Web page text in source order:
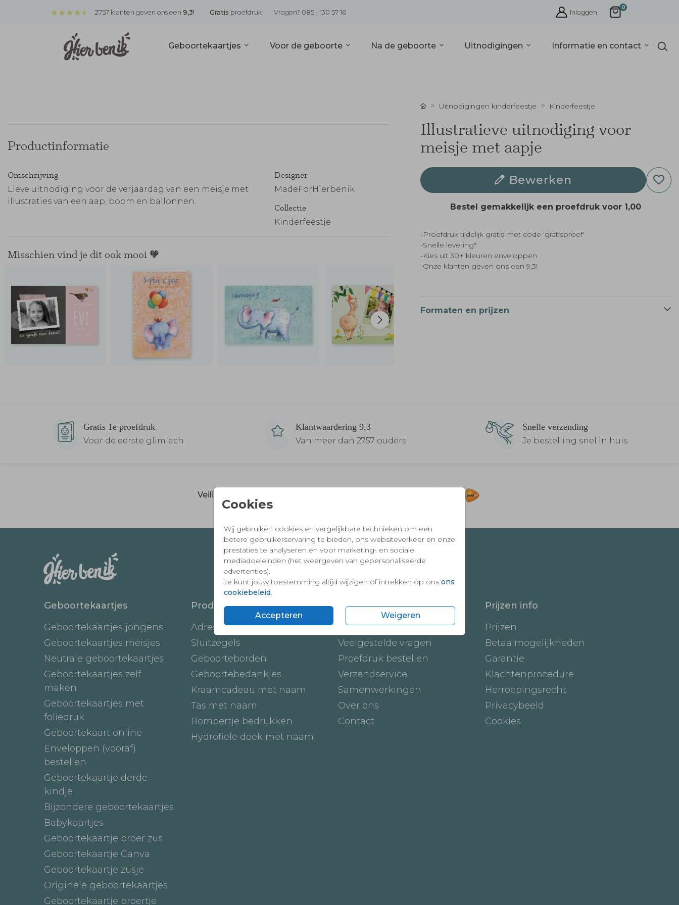
2757 klanten geven ons een 9,3! Gratis proefdruk Vragen? 085 - 130 57 16 Inloggen
0
Geboortekaartjes Voor de geboorte Na de geboorte Uitnodigingen Informatie en contact
Cookies
Wij gebruiken cookies en vergelijkbare technieken om een
betere gebruikerservaring te bieden, ons websiteverkeer en onze
prestaties te analyseren en voor marketing- en sociale
mediadoeleinden (het weergeven van gepersonaliseerde
advertenties).
Je kunt jouw toestemming altijd wijzigen of intrekken op ons ons
cookiebeleid
Accepteren Weigeren
Productinformatie
Omschrijving
Lieve uitnodiging voor de verjaardag van een meisje met
illustraties van een aap, boom en ballonnen.
Designer
MadeForHierbenik
Collectie
Kinderfeestje
Misschien vind je dit ook mooi 🧡
Uitnodigingen kinderfeestje Kinderfeestje
Illustratieve uitnodiging voor
meisje met aapje
Bewerken
Bestel gemakkelijk een proefdruk voor 1,00
-Proefdruk tijdelijk gratis met code 'gratisproef'
-Snelle levering*
-Kies uit 30+ kleuren enveloppen
-Onze klanten geven ons een 9,3!
Formaten en prijzen
Gratis 1e proefdruk
Voor de eerste glimlach
Klantwaardering 9,3
Van meer dan 2757 ouders
Snelle verzending
Je bestelling snel in huis
Veilig en vertrouwd winkelen en betalen
Geboortekaartjes
Geboortekaartjes jongens
Geboortekaartjes meisjes
Neutrale geboortekaartjes
Geboortekaartjes zelf
maken
Geboortekaartjes met
foliedruk
Geboortekaart online
Enveloppen (vooraf)
bestellen
Geboortekaartje derde
kindje
Bijzondere geboortekaartjes
Babykaartjes
Geboortekaartje broer zus
Geboortekaartje Canva
Geboortekaartje zusje
Originele geboortekaartjes
Geboortekaartje broertje
Producten
Adresstickers
Sluitzegels
Geboorteborden
Geboortebedankjes
Kraamcadeau met naam
Tas met naam
Rompertje bedrukken
Hydrofiele doek met naam
Onze service
Hoe werkt het
Veelgestelde vragen
Proefdruk bestellen
Verzendservice
Samenwerkingen
Over ons
Contact
Prijzen info
Prijzen
Betaalmogelijkheden
Garantie
Klachtenprocedure
Herroepingsrecht
Privacybeeld
Cookies